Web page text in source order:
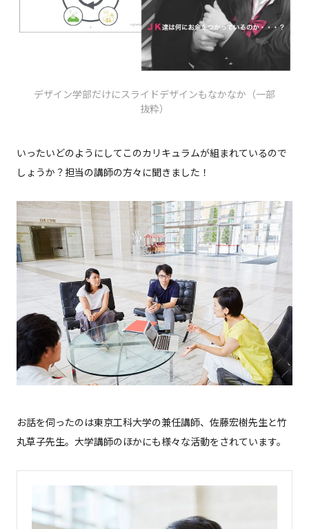
デザイン学部だけにスライドデザインもなかなか（一部
抜粋）
いったいどのようにしてこのカリキュラムが組まれているので
しょうか？担当の講師の方々に聞きました！
お話を伺ったのは東京工科大学の兼任講師、佐藤宏樹先生と竹
丸草子先生。大学講師のほかにも様々な活動をされています。